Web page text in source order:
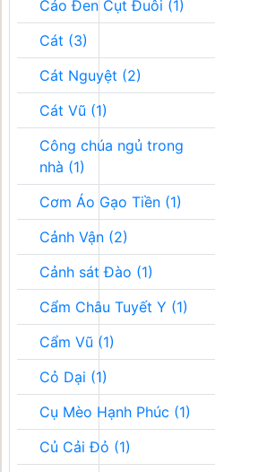
Cáo Đen Cụt Đuôi (1)
Cát (3)
Cát Nguyệt (2)
Cát Vũ (1)
Công chúa ngủ trong
nhà (1)
Cơm Áo Gạo Tiền (1)
Cảnh Vận (2)
Cảnh sát Đào (1)
Cẩm Châu Tuyết Y (1)
Cẩm Vũ (1)
Cỏ Dại (1)
Cụ Mèo Hạnh Phúc (1)
Củ Cải Đỏ (1)